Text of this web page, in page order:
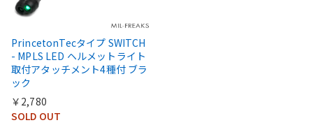
PrincetonTecタイプ SWITCH
- MPLS LED ヘルメットライト
取付アタッチメント4種付 ブラ
ック
￥2,780
SOLD OUT